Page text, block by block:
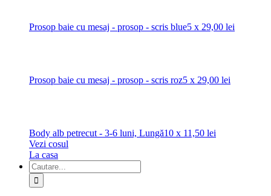
Prosop baie cu mesaj - prosop - scris blue5 x 29,00 lei
Prosop baie cu mesaj - prosop - scris roz5 x 29,00 lei
Body alb petrecut - 3-6 luni, Lungă10 x 11,50 lei
Vezi cosul
La casa
Cautare...